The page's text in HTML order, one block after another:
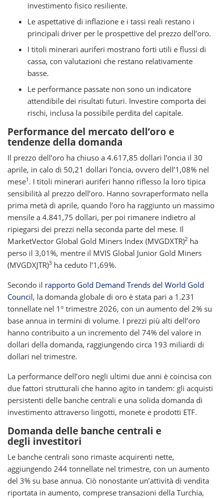
investimento fisico resiliente.
Le aspettative di inflazione e i tassi reali restano i
principali driver per le prospettive del prezzo dell’oro.
I titoli minerari auriferi mostrano forti utili e flussi di
cassa, con valutazioni che restano relativamente
basse.
Le performance passate non sono un indicatore
attendibile dei risultati futuri. Investire comporta dei
rischi, inclusa la possibile perdita del capitale.
Performance del mercato dell’oro e
tendenze della domanda
Il prezzo dell’oro ha chiuso a 4.617,85 dollari l’oncia il 30
aprile, in calo di 50,21 dollari l’oncia, ovvero dell’1,08% nel
mese1 . I titoli minerari auriferi hanno riflesso la loro tipica
sensibilità al prezzo dell’oro. Hanno sovraperformato nella
prima metà di aprile, quando l’oro ha raggiunto un massimo
mensile a 4.841,75 dollari, per poi rimanere indietro al
ripiegarsi dei prezzi nella seconda parte del mese. Il
MarketVector Global Gold Miners Index (MVGDXTR)2 ha
perso il 3,01%, mentre il MVIS Global Junior Gold Miners
(MVGDXJTR)3 ha ceduto l’1,69%.
Secondo il rapporto Gold Demand Trends del World Gold
Council, la domanda globale di oro è stata pari a 1.231
tonnellate nel 1º trimestre 2026, con un aumento del 2% su
base annua in termini di volume. I prezzi più alti dell’oro
hanno contribuito a un incremento del 74% del valore in
dollari della domanda, raggiungendo circa 193 miliardi di
dollari nel trimestre.
La performance dell’oro negli ultimi due anni è coincisa con
due fattori strutturali che hanno agito in tandem: gli acquisti
persistenti delle banche centrali e una solida domanda di
investimento attraverso lingotti, monete e prodotti ETF.
Domanda delle banche centrali e
degli investitori
Le banche centrali sono rimaste acquirenti nette,
aggiungendo 244 tonnellate nel trimestre, con un aumento
del 3% su base annua. Ciò nonostante un’attività di vendita
riportata in aumento, comprese transazioni della Turchia,